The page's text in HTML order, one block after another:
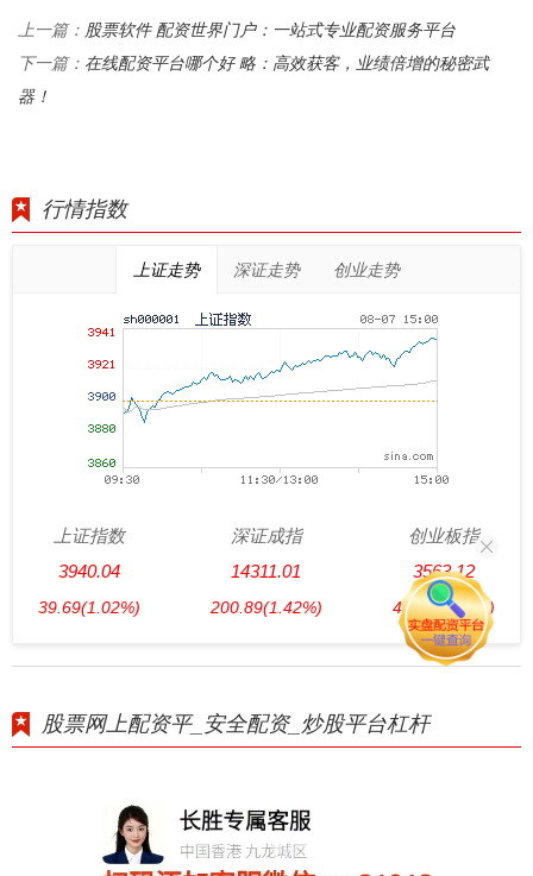
上一篇： 股票软件 配资世界门户：一站式专业配资服务平台
下一篇： 在线配资平台哪个好 略：高效获客，业绩倍增的秘密武
器！
行情指数
上证走势 深证走势 创业走势
上证指数
3940.04
39.69(1.02%)
深证成指
14311.01
200.89(1.42%)
创业板指
3563.12
47.56(1.35%)
股票网上配资平_安全配资_炒股平台杠杆